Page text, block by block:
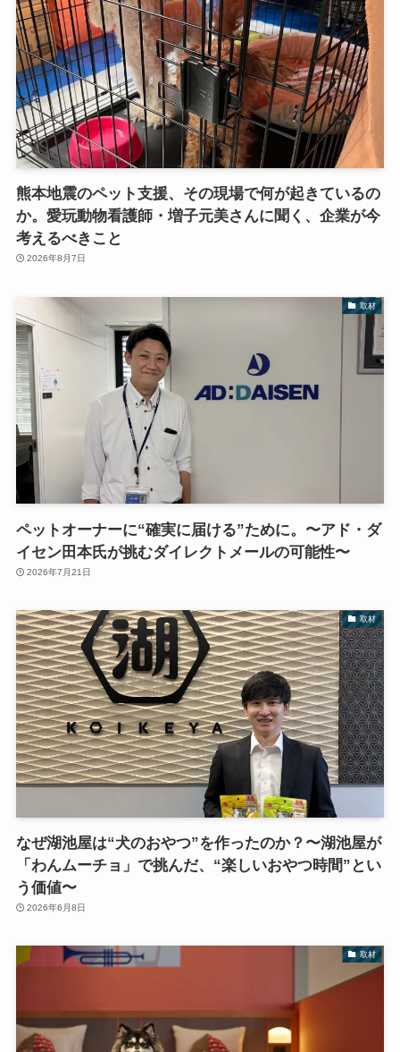
熊本地震のペット支援、その現場で何が起きているの
か。愛玩動物看護師・増子元美さんに聞く、企業が今
考えるべきこと
2026年8月7日
取材
ペットオーナーに“確実に届ける”ために。〜アド・ダ
イセン田本氏が挑むダイレクトメールの可能性〜
2026年7月21日
取材
なぜ湖池屋は“犬のおやつ”を作ったのか？〜湖池屋が
「わんムーチョ」で挑んだ、“楽しいおやつ時間”とい
う価値〜
2026年6月8日
取材